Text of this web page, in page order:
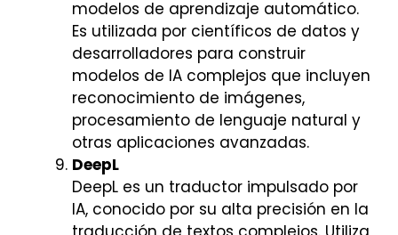
modelos de aprendizaje automático.
Es utilizada por científicos de datos y
desarrolladores para construir
modelos de IA complejos que incluyen
reconocimiento de imágenes,
procesamiento de lenguaje natural y
otras aplicaciones avanzadas.
DeepL
DeepL es un traductor impulsado por
IA, conocido por su alta precisión en la